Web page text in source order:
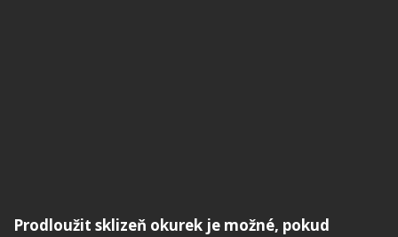
Prodloužit sklizeň okurek je možné, pokud